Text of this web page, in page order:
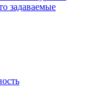
задаваемые